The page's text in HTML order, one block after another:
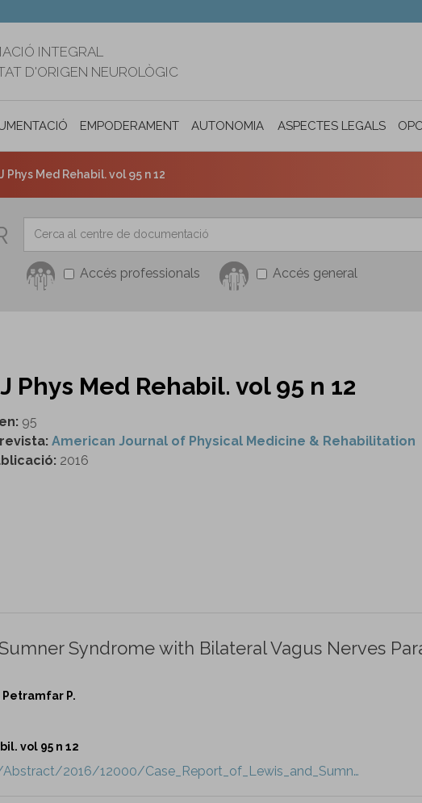
INTEGRAL
D'ORIGEN NEUROLÒGIC
EMPODERAMENT AUTONOMIA PERSONAL I INCLUSIÓ
ASPECTES LEGALS
Phys Med Rehabil. vol 95 n 12
Accés professionals Accés general
Phys Med Rehabil. vol 95 n 12
95
American Journal of Physical Medicine & Rehabilitation
2016
Syndrome with Bilateral Vagus Nerves
Petramfar P.
vol 95 n 12
2016/12000/Case_Report_of_Lewis_and_Sumn…